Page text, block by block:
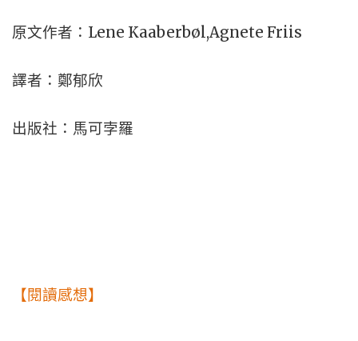
原文作者： Lene Kaaberbøl,Agnete Friis
譯者：鄭郁欣
出版社：馬可孛羅
【閱讀感想】